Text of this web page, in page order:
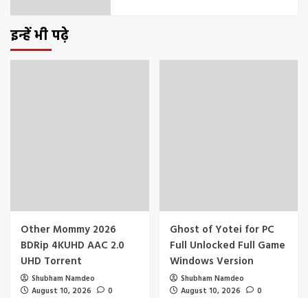
इन्हें भी पढ़े
Other Mommy 2026
BDRip 4KUHD AAC 2.0
UHD Torrent
Shubham Namdeo
August 10, 2026
0
Ghost of Yotei for PC
Full Unlocked Full Game
Windows Version
Shubham Namdeo
August 10, 2026
0